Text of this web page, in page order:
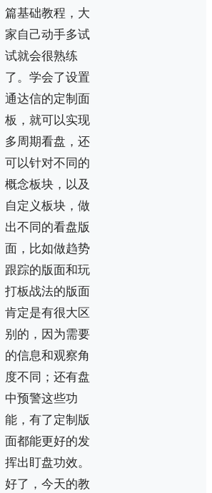
篇基础教程，大
家自己动手多试
试就会很熟练
了。学会了设置
通达信的定制面
板，就可以实现
多周期看盘，还
可以针对不同的
概念板块，以及
自定义板块，做
出不同的看盘版
面，比如做趋势
跟踪的版面和玩
打板战法的版面
肯定是有很大区
别的，因为需要
的信息和观察角
度不同；还有盘
中预警这些功
能，有了定制版
面都能更好的发
挥出盯盘功效。
好了，今天的教